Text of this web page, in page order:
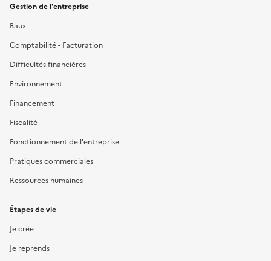
Gestion de l'entreprise
Baux
Comptabilité - Facturation
Difficultés financières
Environnement
Financement
Fiscalité
Fonctionnement de l'entreprise
Pratiques commerciales
Ressources humaines
Étapes de vie
Je crée
Je reprends